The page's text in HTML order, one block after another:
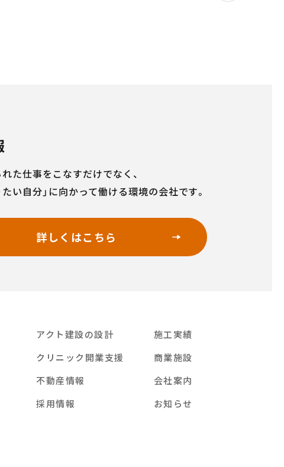
れた仕事をこなすだけでなく、
たい自分」に向かって働ける環境の会社です。
詳しくはこちら
アクト建設の設計
施工実績
クリニック開業支援
商業施設
不動産情報
会社案内
採用情報
お知らせ